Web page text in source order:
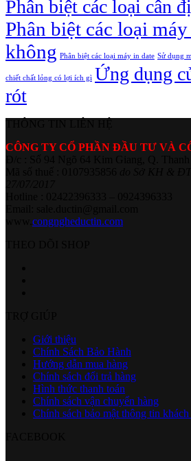
Phân biệt các loại cân
Phân biệt các loại
không Phân biệt các loại máy in date Sử dụng
chiết chất lỏng có lợi ích gì Ứng dụng
rót
CÔNG TY CỔ PHẦN ĐẦU TƯ VÀ
congngheductin.com
Giới thiệu
Chính Sách Bảo Hành
Hướng dẫn mua hàng
Chính sách đổi trả hàng
Hình thức thanh toán
Chính sách vận chuyển hàng
Chính sách bảo mật thông tin khách